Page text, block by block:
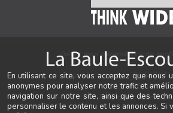
Gérer mes paramètres de
Auteur & conception 3V.WORLD
© 2021-2026 New3S®
Tous droits réservés.
En utilisant ce site, vous acceptez que nous
anonymes pour analyser notre trafic et
navigation sur notre site, ainsi que des
personnaliser le contenu et les annonces. Si